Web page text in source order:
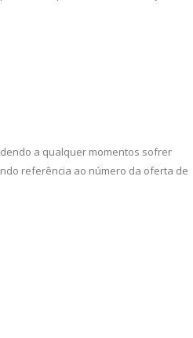
a qualquer momentos sofrer
referência ao número da oferta de